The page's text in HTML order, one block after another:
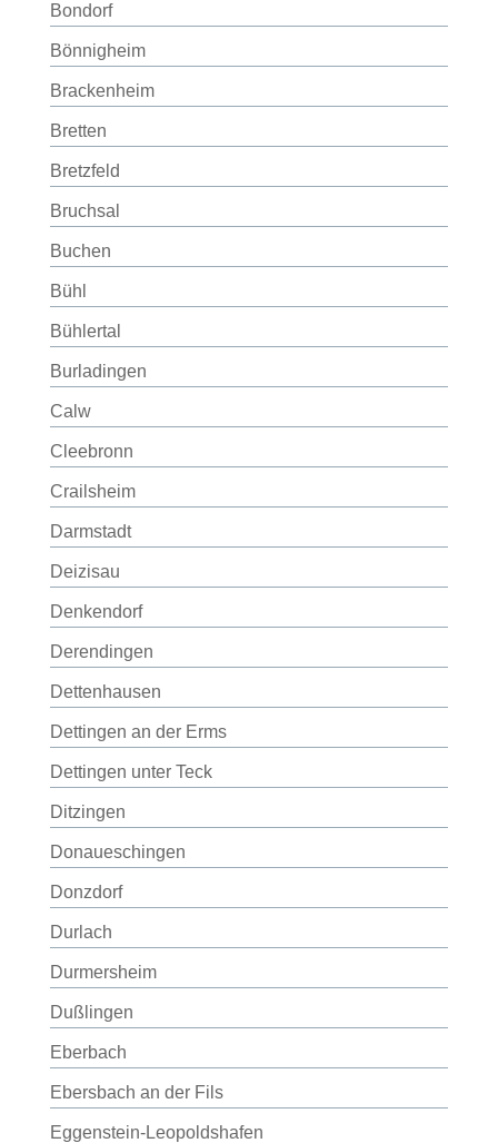
Bondorf
Bönnigheim
Brackenheim
Bretten
Bretzfeld
Bruchsal
Buchen
Bühl
Bühlertal
Burladingen
Calw
Cleebronn
Crailsheim
Darmstadt
Deizisau
Denkendorf
Derendingen
Dettenhausen
Dettingen an der Erms
Dettingen unter Teck
Ditzingen
Donaueschingen
Donzdorf
Durlach
Durmersheim
Dußlingen
Eberbach
Ebersbach an der Fils
Eggenstein-Leopoldshafen